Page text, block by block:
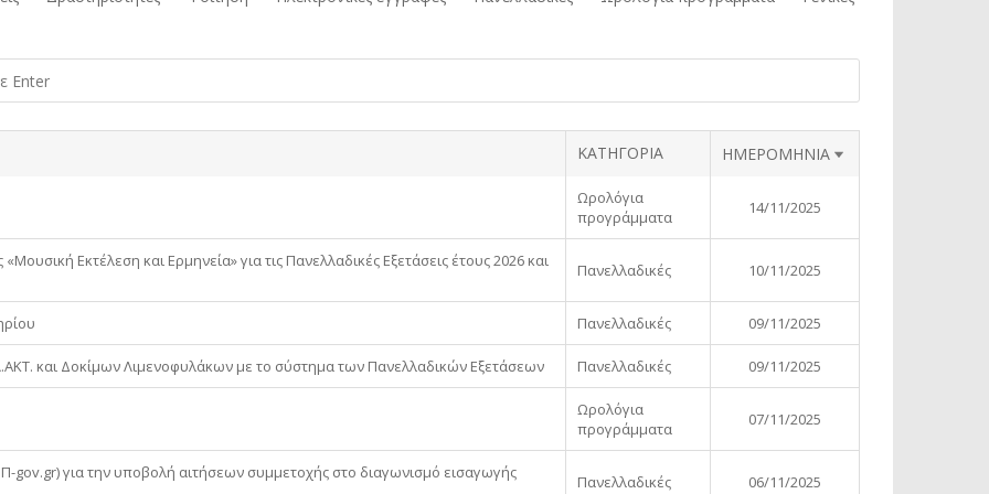
ΚΑΤΗΓΟΡΙΑ ΗΜΕΡΟΜΗΝΙΑ SORT ASCENDING
Ωρολόγια
προγράμματα
14/11/2025
Εκτέλεση και Ερμηνεία» για τις Πανελλαδικές Εξετάσεις έτους 2026 και Πανελλαδικές 10/11/2025
Πανελλαδικές 09/11/2025
και Δοκίμων Λιμενοφυλάκων με το σύστημα των Πανελλαδικών Εξετάσεων Πανελλαδικές 09/11/2025
Ωρολόγια
προγράμματα
07/11/2025
για την υποβολή αιτήσεων συμμετοχής στο διαγωνισμό εισαγωγής Πανελλαδικές 06/11/2025